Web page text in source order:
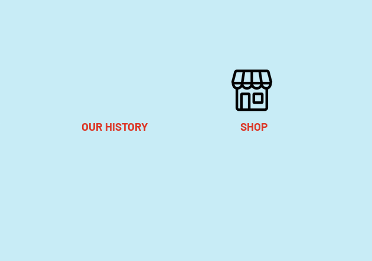
OUR HISTORY SHOP